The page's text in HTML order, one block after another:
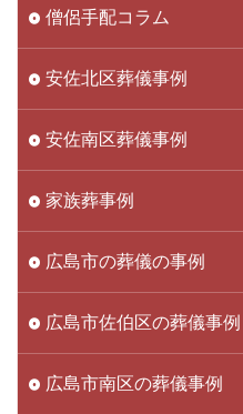
僧侶手配コラム
安佐北区葬儀事例
安佐南区葬儀事例
家族葬事例
広島市の葬儀の事例
広島市佐伯区の葬儀事例
広島市南区の葬儀事例